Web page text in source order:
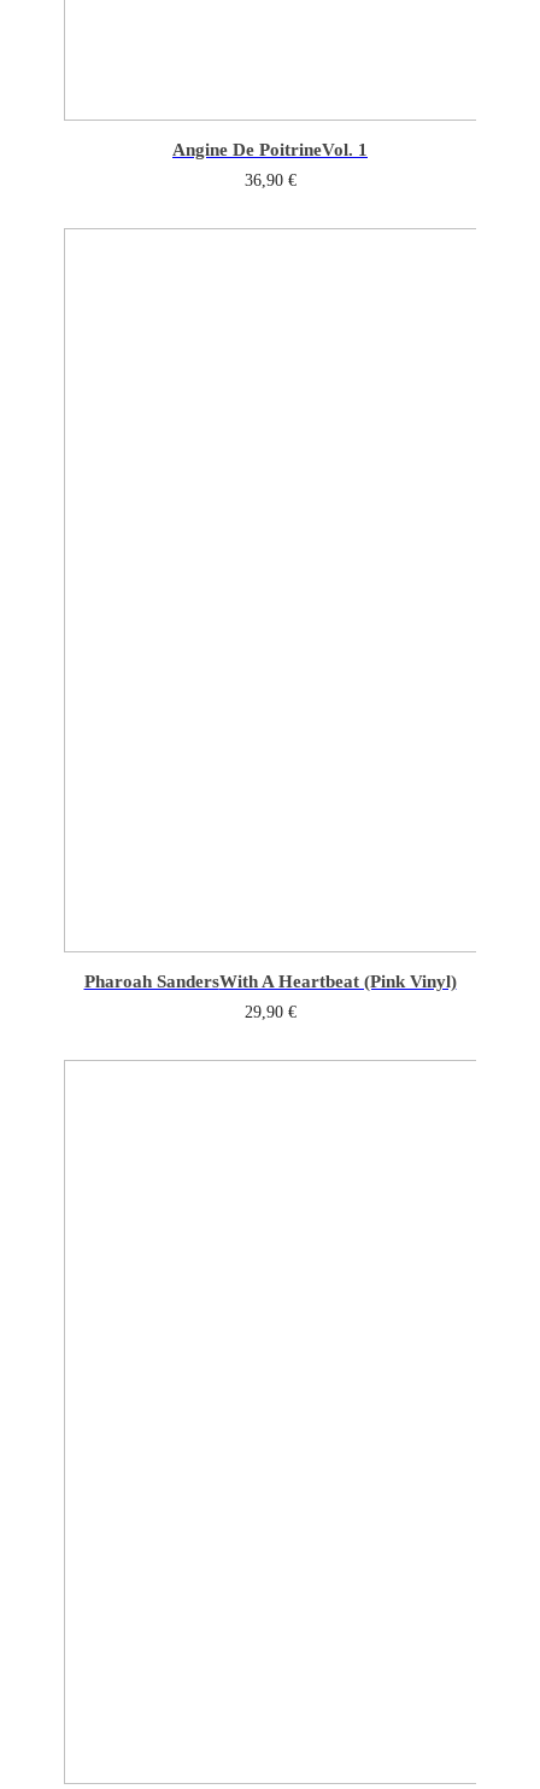
Angine De PoitrineVol. 1
36,90 €
Pharoah SandersWith A Heartbeat (Pink Vinyl)
29,90 €